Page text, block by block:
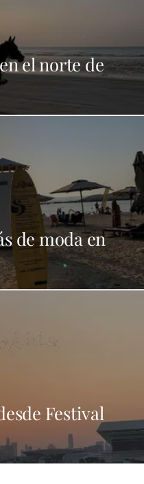
el norte de
de moda en
Festival